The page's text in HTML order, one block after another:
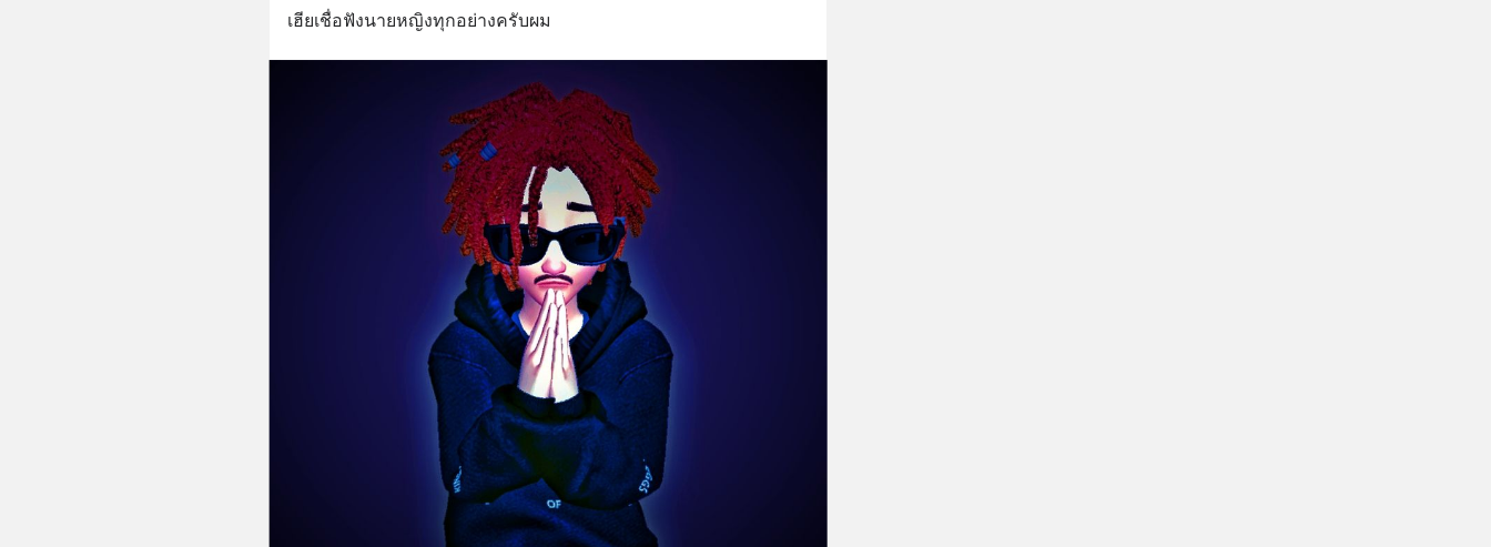
เฮียเชื่อฟังนายหญิงทุกอย่างครับผม